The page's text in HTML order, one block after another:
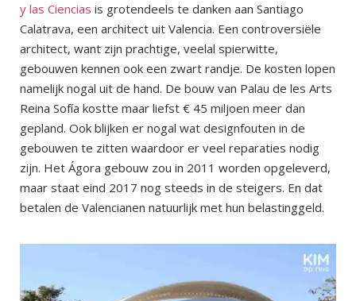
y las Ciencias is grotendeels te danken aan Santiago
Calatrava, een architect uit Valencia. Een controversiële
architect, want zijn prachtige, veelal spierwitte,
gebouwen kennen ook een zwart randje. De kosten lopen
namelijk nogal uit de hand. De bouw van Palau de les Arts
Reina Sofía kostte maar liefst € 45 miljoen meer dan
gepland. Ook blijken er nogal wat designfouten in de
gebouwen te zitten waardoor er veel reparaties nodig
zijn. Het Ágora gebouw zou in 2011 worden opgeleverd,
maar staat eind 2017 nog steeds in de steigers. En dat
betalen de Valencianen natuurlijk met hun belastinggeld.